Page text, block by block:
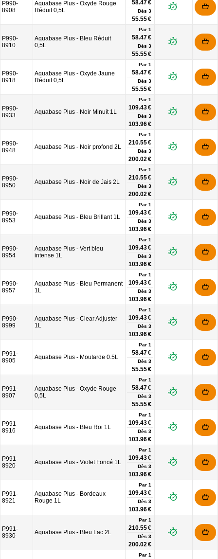
P990-
8908
Aquabase Plus - Oxyde Rouge
Réduit 0,5L
58.47 €
Dès 3
55.55 €
P990-
8910
Aquabase Plus - Bleu Réduit
0,5L
Par 1
58.47 €
Dès 3
55.55 €
P990-
8918
Aquabase Plus - Oxyde Jaune
Réduit 0,5L
Par 1
58.47 €
Dès 3
55.55 €
P990-
8933
Aquabase Plus - Noir Minuit 1L
Par 1
109.43 €
Dès 3
103.96 €
P990-
8948
Aquabase Plus - Noir profond 2L
Par 1
210.55 €
Dès 3
200.02 €
P990-
8950
Aquabase Plus - Noir de Jais 2L
Par 1
210.55 €
Dès 3
200.02 €
P990-
8953
Aquabase Plus - Bleu Brillant 1L
Par 1
109.43 €
Dès 3
103.96 €
P990-
8954
Aquabase Plus - Vert bleu
intense 1L
Par 1
109.43 €
Dès 3
103.96 €
P990-
8957
Aquabase Plus - Bleu Permanent
1L
Par 1
109.43 €
Dès 3
103.96 €
P990-
8999
Aquabase Plus - Clear Adjuster
1L
Par 1
109.43 €
Dès 3
103.96 €
P991-
8905
Aquabase Plus - Moutarde 0.5L
Par 1
58.47 €
Dès 3
55.55 €
P991-
8907
Aquabase Plus - Oxyde Rouge
0,5L
Par 1
58.47 €
Dès 3
55.55 €
P991-
8916
Aquabase Plus - Bleu Roi 1L
Par 1
109.43 €
Dès 3
103.96 €
P991-
8920
Aquabase Plus - Violet Foncé 1L
Par 1
109.43 €
Dès 3
103.96 €
P991-
8921
Aquabase Plus - Bordeaux
Rouge 1L
Par 1
109.43 €
Dès 3
103.96 €
P991-
8930
Aquabase Plus - Bleu Lac 2L
Par 1
210.55 €
Dès 3
200.02 €
Par 1